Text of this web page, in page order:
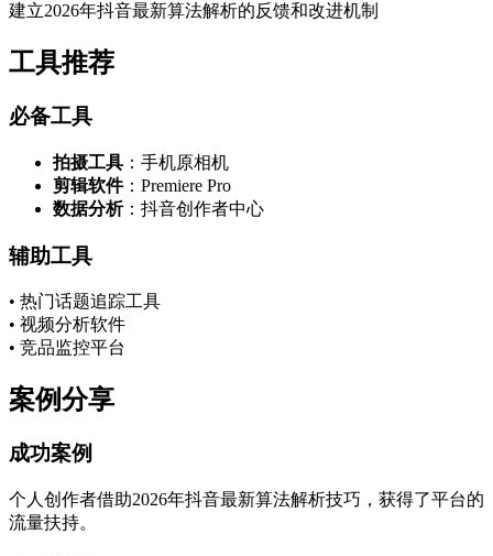
建立2026年抖音最新算法解析的反馈和改进机制
工具推荐
必备工具
拍摄工具 ：手机原相机
剪辑软件：Premiere Pro
数据分析：抖音创作者中心
辅助工具
• 热门话题追踪工具
• 视频分析软件
• 竞品监控平台
案例分享
成功案例
个人创作者借助2026年抖音最新算法解析技巧，获得了平台的
流量扶持。